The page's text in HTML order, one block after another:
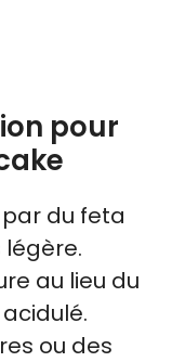
pour
du feta
légère.
au lieu du
ou des